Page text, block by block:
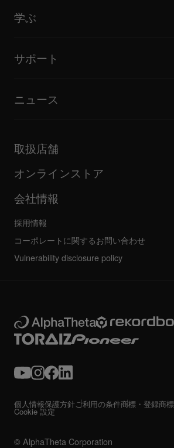
モニタースピーカー
ポータブルDJスピーカー
バトル / パフォーマンス
音楽制作
チュートリアル
ヒント・テクニック
カルチャー
ドキュメンタリー
学ぶ
DJスクール
Open format/Hip Hop DJにお勧めの製品
サポート
サポートゲートウェイを見る
ファームウェア・ドライバのダウンロード
FAQ
コミュニティフォーラム
サービス、修理、保証
ニュース
企業情報
その他
すべてのニュース
取扱店舗
オンラインストア
会社情報
採用情報
コーポレートに関するお問い合わせ
Vulnerability disclosure policy
© AlphaTheta Corporation
個人情報保護方針ご利用の条件商標・登録商標
Cookie 設定